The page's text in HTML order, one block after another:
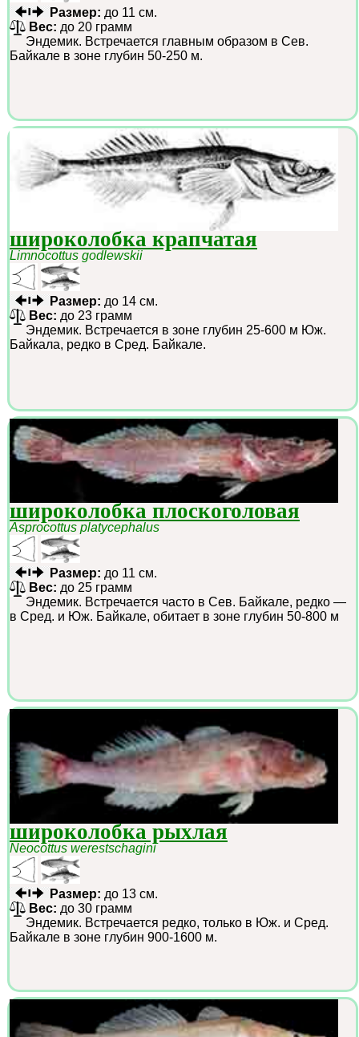
Размер: до 11 см.
Вес: до 20 грамм
Эндемик. Встречается главным образом в Сев.
Байкале в зоне глубин 50-250 м.
широколобка крапчатая
Limnocottus godlewskii
Размер: до 14 см.
Вес: до 23 грамм
Эндемик. Встречается в зоне глубин 25-600 м Юж.
Байкала, редко в Сред. Байкале.
широколобка плоскоголовая
Asprocottus platycephalus
Размер: до 11 см.
Вес: до 25 грамм
Эндемик. Встречается часто в Сев. Байкале, редко —
в Сред. и Юж. Байкале, обитает в зоне глубин 50-800 м
широколобка рыхлая
Neocottus werestschagini
Размер: до 13 см.
Вес: до 30 грамм
Эндемик. Встречается редко, только в Юж. и Сред.
Байкале в зоне глубин 900-1600 м.